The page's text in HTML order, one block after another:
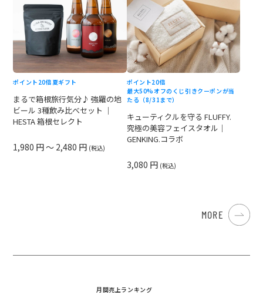
ポイント20倍 夏ギフト
まるで箱根旅行気分♪ 強羅の地
ビール 3種飲み比べセット ｜
HESTA 箱根セレクト
1,980 円 ～ 2,480 円 (税込)
ポイント20倍
最大50%オフのくじ引きクーポンが当
たる（8/31まで）
キューティクルを守る FLUFFY.
究極の美容フェイスタオル｜
GENKING.コラボ
3,080 円 (税込)
MORE
月間売上ランキング